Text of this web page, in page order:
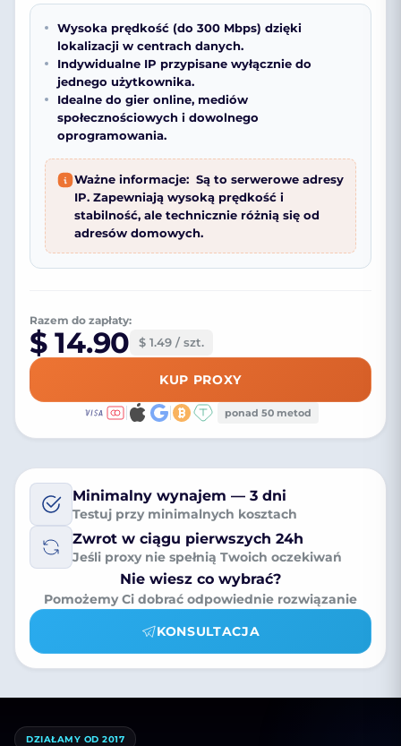
Wysoka prędkość (do 300 Mbps) dzięki
lokalizacji w centrach danych.
Indywidualne IP przypisane wyłącznie do
jednego użytkownika.
Idealne do gier online, mediów
społecznościowych i dowolnego
oprogramowania.
Ważne informacje: Są to serwerowe adresy
IP. Zapewniają wysoką prędkość i
stabilność, ale technicznie różnią się od
adresów domowych.
Razem do zapłaty:
$ 14.90 $ 1.49 / szt.
KUP PROXY
ponad 50 metod
Minimalny wynajem — 3 dni
Testuj przy minimalnych kosztach
Zwrot w ciągu pierwszych 24h
Jeśli proxy nie spełnią Twoich oczekiwań
Nie wiesz co wybrać?
Pomożemy Ci dobrać odpowiednie rozwiązanie
KONSULTACJA
DZIAŁAMY OD 2017